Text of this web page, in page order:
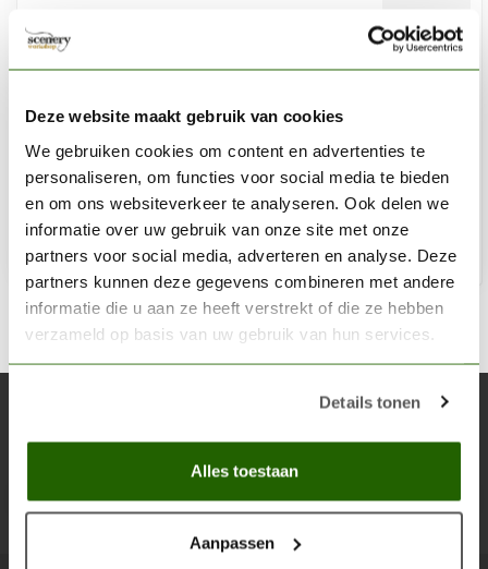
Deze website maakt gebruik van cookies
We gebruiken cookies om content en advertenties te
personaliseren, om functies voor social media te bieden
en om ons websiteverkeer te analyseren. Ook delen we
informatie over uw gebruik van onze site met onze
partners voor social media, adverteren en analyse. Deze
partners kunnen deze gegevens combineren met andere
informatie die u aan ze heeft verstrekt of die ze hebben
verzameld op basis van uw gebruik van hun services.
Details tonen
Alles toestaan
Aanpassen
Elastic Masking Putty - 80gr - AK8076
€9,95
Niet op voorraad
Blijf op de hoogte over onze laatste acties